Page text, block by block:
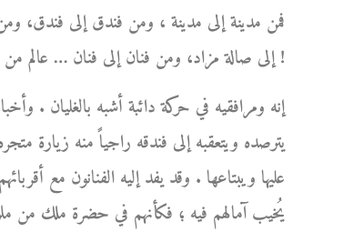
فمن مدينة إلى مدينة ، ومن فندق إلى فندق،
إلى صالة مزاد، ومن فنان إلى فنان … عالم من الجمال راح يكبر ويكبر من حوله مبرداً بشعاعاته اللطيفة لهيب أوجاعه !
إنه ومرافقيه في حركة دائبة أشبه بالغليان
يترصده ويتعقبه إلى فندقه راجياً منه زيارة
عليها ويبتاعها . وقد يفد إليه الفنانون مع
يُخيب آمالهم فيه ؛ فكأنهم في حضرة ملك من